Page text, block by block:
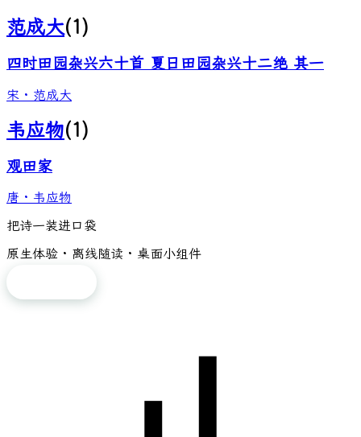
范成大(1)
四时田园杂兴六十首 夏日田园杂兴十二绝 其一
宋 · 范成大
韦应物(1)
观田家
唐 · 韦应物
把诗一装进口袋
原生体验 · 离线随读 · 桌面小组件